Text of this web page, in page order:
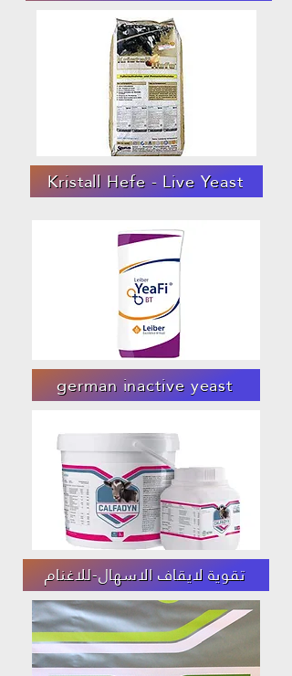
Kristall Hefe - Live Yeast
german inactive yeast
تقوية لايقاف الاسهال-للاغنام